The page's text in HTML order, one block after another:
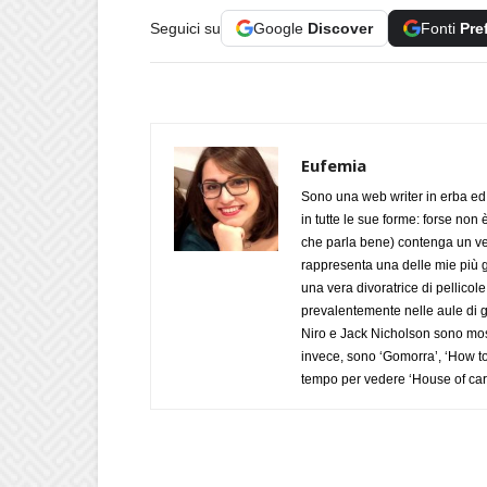
Seguici su Google Discover Fonti
Eufemia
Sono una web writer in erba
in tutte le sue forme: forse non
che parla bene) contenga un
rappresenta una delle mie più
una vera divoratrice di
prevalentemente nelle aule di
Niro e Jack Nicholson sono
invece, sono ‘Gomorra’, ‘How
tempo per vedere ‘House of